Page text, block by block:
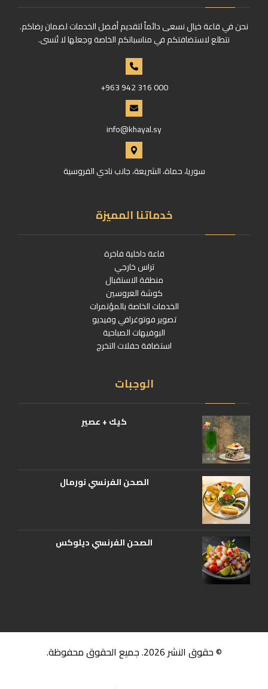
نحن في قاعة خيال نسعى دائماً لتقديم أفضل الخدمات لضمان رضاكم.
نتطلع لاستضافتكم في مناسباتكم الخاصة وجعلها لا تُنسى.
+963 942 316 000
info@khayal.sy
سوريا، حماة، الشريعة، جانب نادي الفروسية
خدماتنا المميزة
قاعة داخلية فاخرة
تراس خارجي
منطقة الاستقبال
كوشة العروسين
الخدمات الخاصة بالمؤتمرات
تصوير فوتوغرافي وفيديو
البوفيهات الصباحية
استضافة حفلات التخرج
الوجبات
كيك + عصير
الصحن الفرنسي نورمال
الصحن الفرنسي ديلوكس
© حقوق النشر 2026. جميع الحقوق محفوظة.